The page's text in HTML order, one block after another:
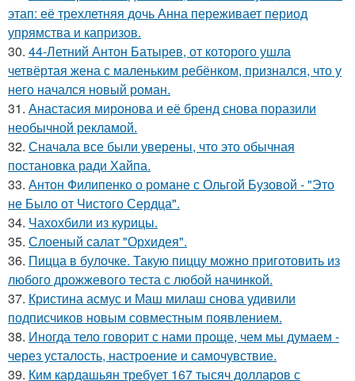
этап: её трехлетняя дочь Анна переживает период
упрямства и капризов.
30. 44-Летний Антон Батырев, от которого ушла
четвёртая жена с маленьким ребёнком, признался, что у
него начался новый роман.
31. Анастасия миронова и её бренд снова поразили
необычной рекламой.
32. Сначала все были уверены, что это обычная
постановка ради Хайпа.
33. Антон Филипенко о романе с Ольгой Бузовой - "Это
не Было от Чистого Сердца".
34. Чахохбили из курицы.
35. Слоеный салат "Орхидея".
36. Пицца в булочке. Такую пиццу можно приготовить из
любого дрожжевого теста с любой начинкой.
37. Кристина асмус и Маш милаш снова удивили
подписчиков новым совместным появлением.
38. Иногда тело говорит с нами проще, чем мы думаем -
через усталость, настроение и самочувствие.
39. Ким кардашьян требует 167 тысяч долларов с